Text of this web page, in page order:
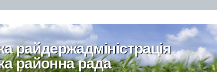
райдержадміністрація
районна рада